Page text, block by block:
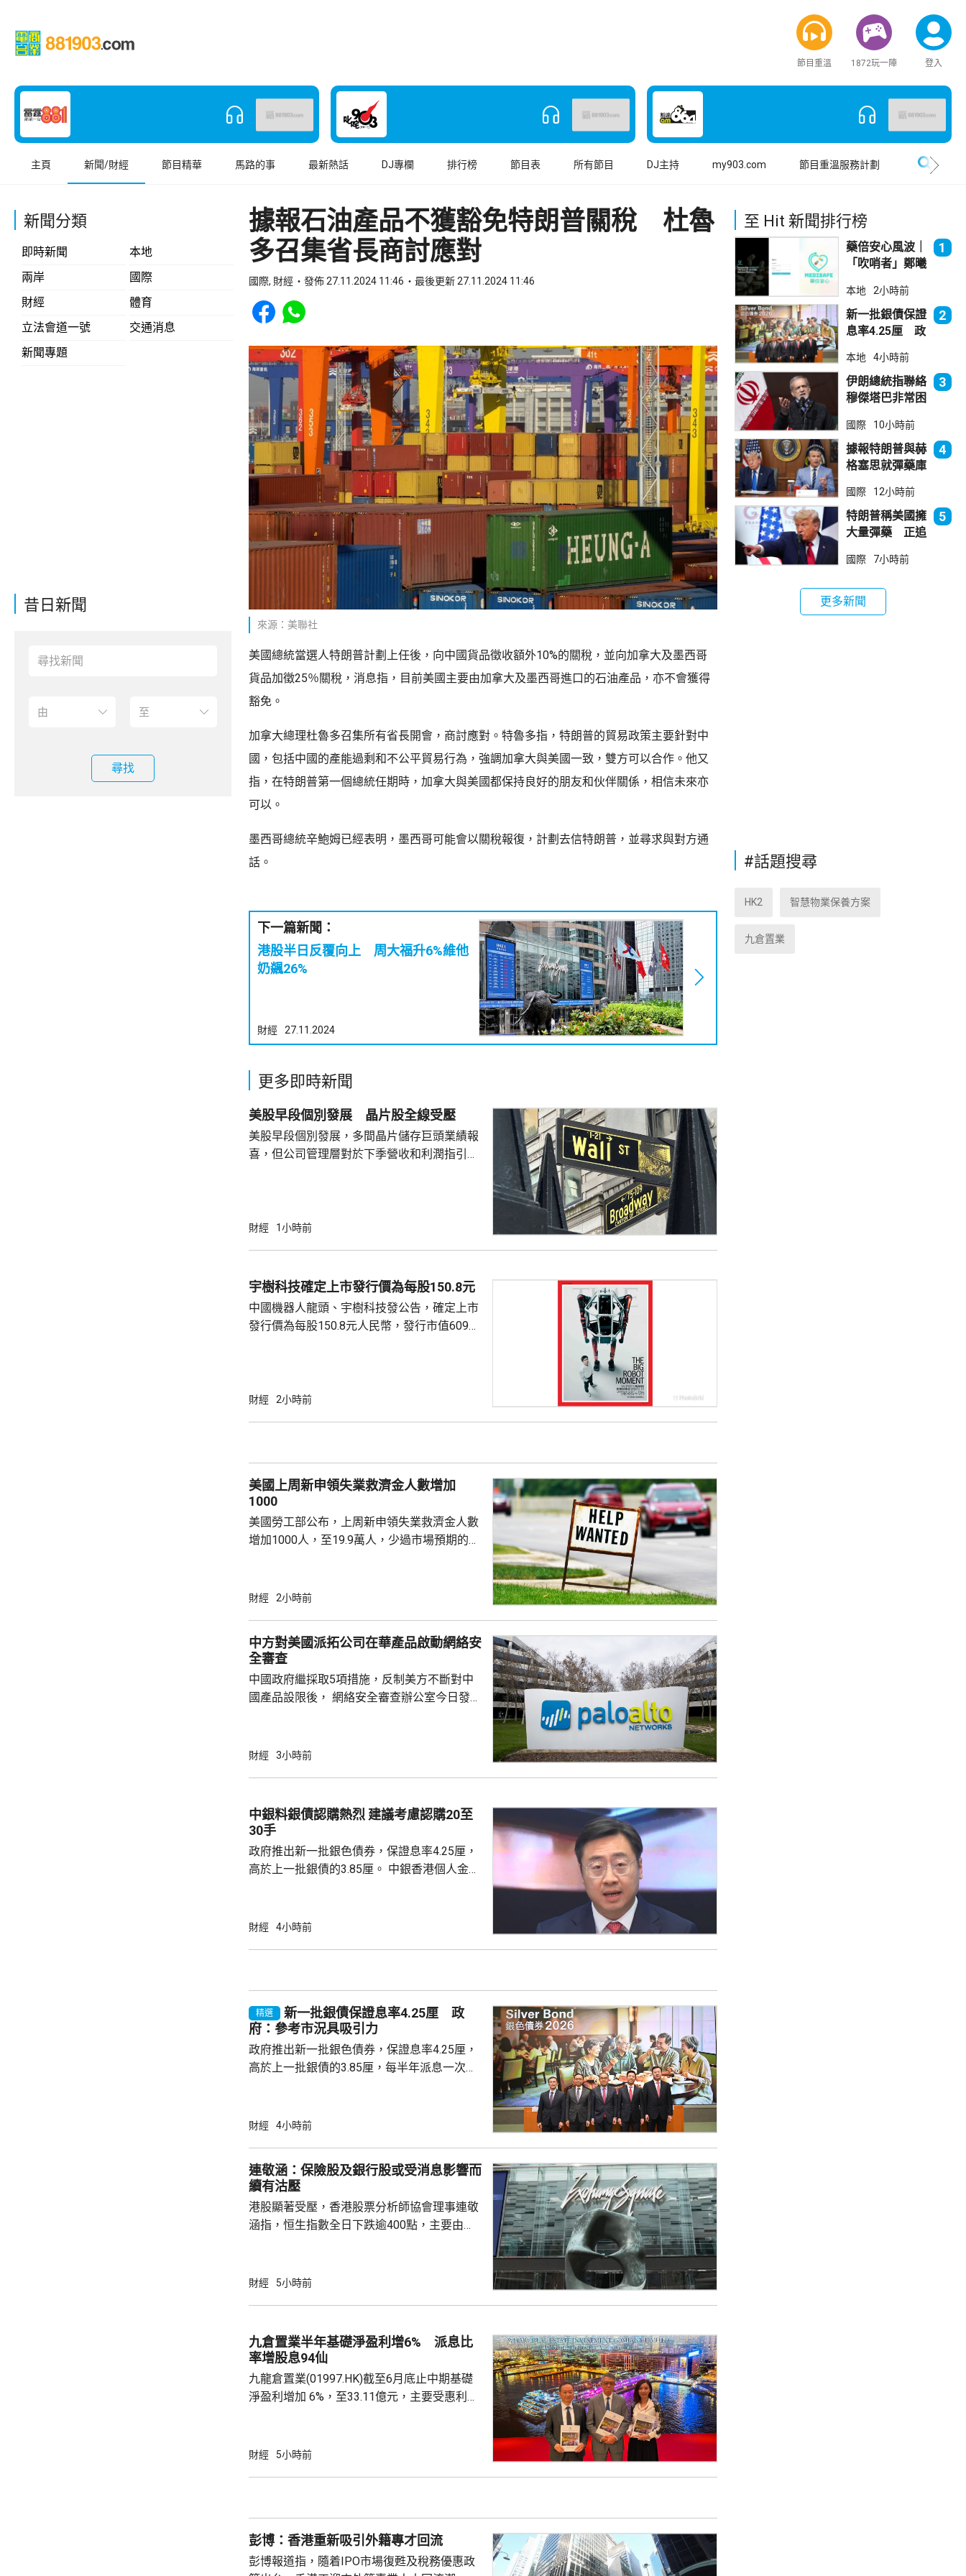
節目重溫 1872玩一陣 登入
主頁 新聞/財經 節目精華 馬路的事 最新熱話 DJ專欄 排行榜 節目表 所有節目 DJ主持 my903.com 節目重溫服務計劃
新聞分類
即時新聞
本地
兩岸
國際
財經
體育
立法會道一號
交通消息
新聞專題
昔日新聞
尋找
據報石油產品不獲豁免特朗普關稅 杜魯
多召集省長商討應對
國際, 財經 發佈 27.11.2024 11:46 最後更新 27.11.2024 11:46
Share to Facebook
Share to WhatsApp
來源：美聯社
美國總統當選人特朗普計劃上任後，向中國貨品徵收額外10%的關稅，並向加拿大及墨西哥
貨品加徵25％關稅，消息指，目前美國主要由加拿大及墨西哥進口的石油產品，亦不會獲得
豁免。
加拿大總理杜魯多召集所有省長開會，商討應對。特魯多指，特朗普的貿易政策主要針對中
國，包括中國的產能過剩和不公平貿易行為，強調加拿大與美國一致，雙方可以合作。他又
指，在特朗普第一個總統任期時，加拿大與美國都保持良好的朋友和伙伴關係，相信未來亦
可以。
墨西哥總統辛鮑姆已經表明，墨西哥可能會以關稅報復，計劃去信特朗普，並尋求與對方通
話。
下一篇新聞：
港股半日反覆向上 周大福升6%維他
奶飊26%
財經 27.11.2024
更多即時新聞
美股早段個別發展 晶片股全線受壓
美股早段個別發展，多間晶片儲存巨頭業績報
喜，但公司管理層對於下季營收和利潤指引未
指數最新報54315點，跌33點； 標準普爾500
財經 1小時前
宇樹科技確定上市發行價為每股150.8元
中國機器人龍頭、宇樹科技發公告，確定上市
發行價為每股150.8元人民幣，發行市值609億
開發行新股4040多萬股，擬發行數量佔發行後
財經 2小時前
美國上周新申領失業救濟金人數增加
1000
美國勞工部公布，上周新申領失業救濟金人數
增加1000人，至19.9萬人，少過市場預期的
19.8萬。
財經 2小時前
中方對美國派拓公司在華產品啟動網絡安
全審查
中國政府繼採取5項措施，反制美方不斷對中
國產品設限後， 網絡安全審查辦公室今日發公
公告指，為保障關鍵信息基礎設施安全穩定運
拓產品實施網絡安全審查。 商務部昨日宣布對
美國採取5項反制措施，包括加強無人機相關
兩用物項對出口管...
財經 3小時前
中銀料銀債認購熱烈 建議考慮認購20至
30手
政府推出新一批銀色債券，保證息率4.25厘，
高於上一批銀債的3.85厘。 中銀香港個人金融
帶動股市和債市波動，令風險較低及收益穩定
年超過30萬人參與，預料今次認購人數會更
多，建議市民可考慮購買20...
財經 4小時前
精選
新一批銀債保證息率4.25厘 政
府：參考市況具吸引力
政府推出新一批銀色債券，保證息率4.25厘，
高於上一批銀債的3.85厘，每半年派息一次。
100手債券；持有有效香港身份證、1967年或
符合認購資格，會視乎認購反應，將目標發行
額上調至最多550億元。 財經事務及庫務局局
長許...
財經 4小時前
連敬涵：保險股及銀行股或受消息影響而
續有沽壓
港股顯著受壓，香港股票分析師協會理事連敬
涵指，恒生指數全日下跌逾400點，主要由於
滙豐(00005.HK)受消息影響，亦分別跌逾6%及
險公司的內地客相關業務增長有困難，提醒如
果消息再進一步惡化，會繼續為保險股及銀行
股...
財經 5小時前
九倉置業半年基礎淨盈利增6% 派息比
率增股息94仙
九龍倉置業(01997.HK)截至6月底止中期基礎
淨盈利增加 6%，至33.11億元，主要受惠利息
24.06億元。 九倉置業表示，到今年底綜合負
點，由65%調升至 90%，並持續檢討。第...
財經 5小時前
彭博：香港重新吸引外籍專才回流
彭博報道指，隨着IPO市場復甦及稅務優惠政
至 Hit 新聞排行榜
藥倍安心風波｜
「吹哨者」鄭曦
進行刑事調查
1
本地 2小時前
新一批銀債保證
息率4.25厘 政
吸引力
2
本地 4小時前
伊朗總統指聯絡
穆傑塔巴非常困
製造分裂
3
國際 10小時前
據報特朗普與赫
格塞思就彈藥庫
4
國際 12小時前
特朗普稱美國擁
大量彈藥 正追
者」
5
國際 7小時前
更多新聞
#話題搜尋
HK2 智慧物業保養方案
九倉置業